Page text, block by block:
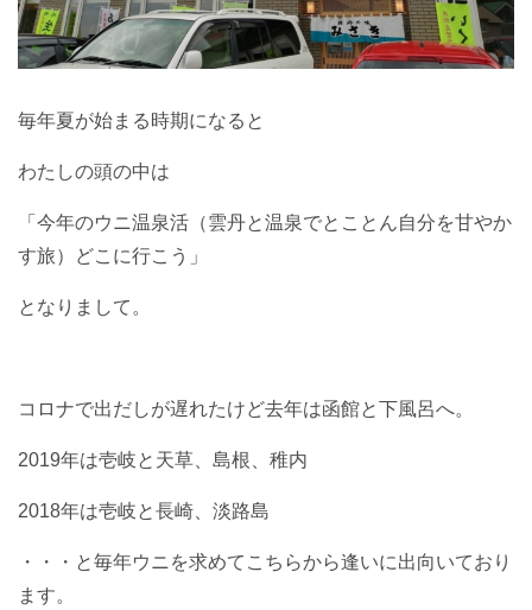
毎年夏が始まる時期になると
わたしの頭の中は
「今年のウニ温泉活（雲丹と温泉でとことん自分を甘やか
す旅）どこに行こう」
となりまして。
コロナで出だしが遅れたけど去年は函館と下風呂へ。
2019年は壱岐と天草、島根、稚内
2018年は壱岐と長崎、淡路島
・・・と毎年ウニを求めてこちらから逢いに出向いており
ます。